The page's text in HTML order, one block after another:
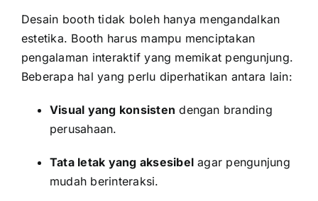
Desain booth tidak boleh hanya mengandalkan
estetika. Booth harus mampu menciptakan
pengalaman interaktif yang memikat pengunjung.
Beberapa hal yang perlu diperhatikan antara lain:
Visual yang konsisten dengan branding
perusahaan.
Tata letak yang aksesibel agar pengunjung
mudah berinteraksi.